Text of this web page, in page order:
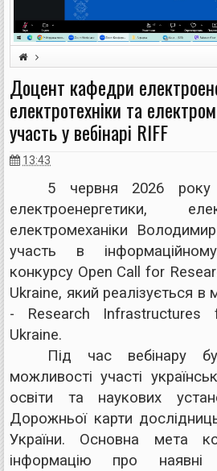
вебінар
інженерно-енергетичний
кафедра електроенергетики
Доцент кафедри
електротехніки та
участь у вебінарі RIFF
13:43
5 червня 2026
електроенергетики,
електромеханіки
участь в
конкурсу Open Call for
Ukraine, який реалізується
- Research
Ukraine.
Під час вебінару
можливості участі
освіти та наукових
Дорожньої карти
України. Основна мета
інформацію про наявні